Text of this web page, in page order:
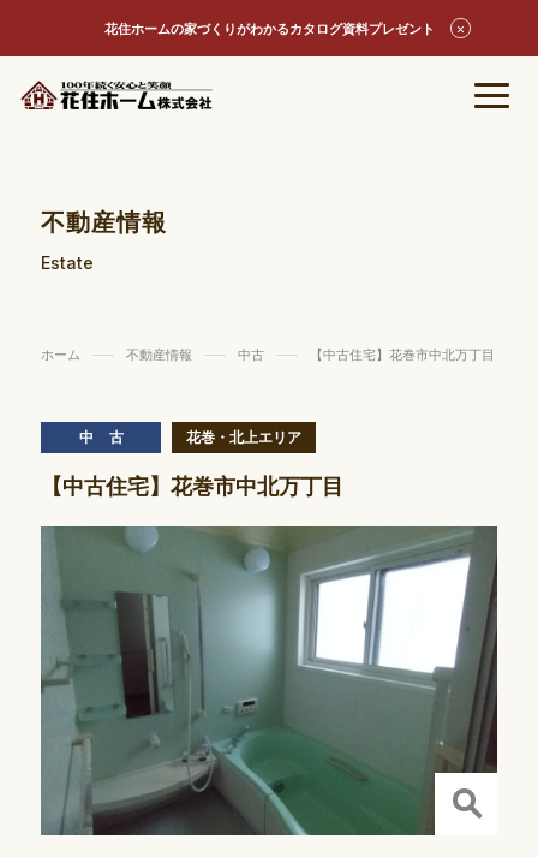
花住ホームの家づくりがわかるカタログ資料プレゼント
不動産情報
Estate
ホーム 不動産情報 中古 【中古住宅】花巻市中北万丁目
中古 花巻・北上エリア
【中古住宅】花巻市中北万丁目